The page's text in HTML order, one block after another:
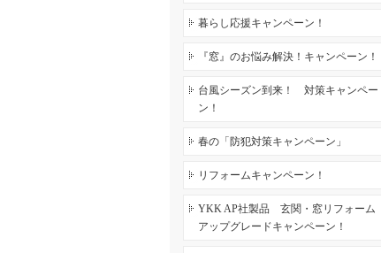
暮らし応援キャンペーン！
『窓』のお悩み解決！キャンペーン！
台風シーズン到来！ 対策キャンペー
ン！
春の「防犯対策キャンペーン」
リフォームキャンペーン！
YKK AP社製品 玄関・窓リフォーム
アップグレードキャンペーン！